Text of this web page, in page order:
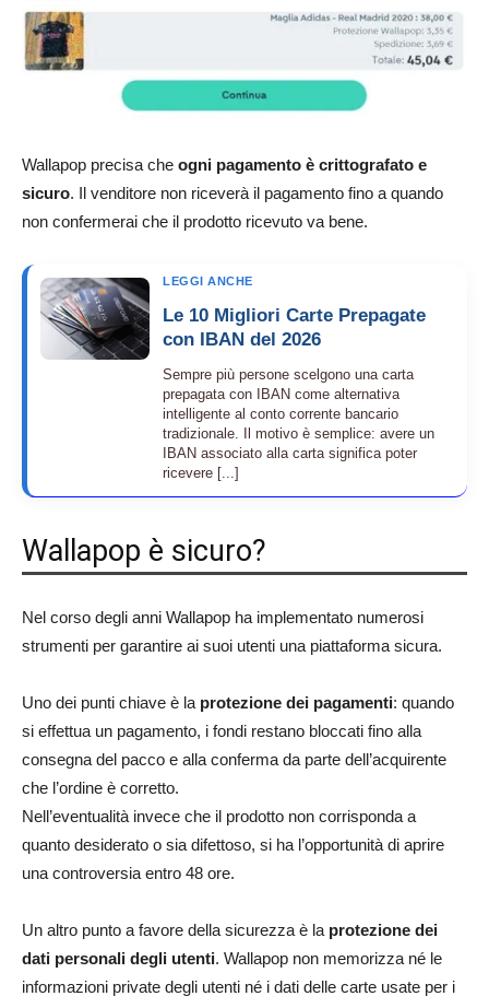
Wallapop precisa che ogni pagamento è crittografato e
sicuro. Il venditore non riceverà il pagamento fino a quando
non confermerai che il prodotto ricevuto va bene.
LEGGI ANCHE
Le 10 Migliori Carte Prepagate
con IBAN del 2026
Sempre più persone scelgono una carta
prepagata con IBAN come alternativa
intelligente al conto corrente bancario
tradizionale. Il motivo è semplice: avere un
IBAN associato alla carta significa poter
ricevere [...]
Wallapop è sicuro?
Nel corso degli anni Wallapop ha implementato numerosi
strumenti per garantire ai suoi utenti una piattaforma sicura.
Uno dei punti chiave è la protezione dei pagamenti: quando
si effettua un pagamento, i fondi restano bloccati fino alla
consegna del pacco e alla conferma da parte dell’acquirente
che l’ordine è corretto.
Nell’eventualità invece che il prodotto non corrisponda a
quanto desiderato o sia difettoso, si ha l’opportunità di aprire
una controversia entro 48 ore.
Un altro punto a favore della sicurezza è la protezione dei
dati personali degli utenti. Wallapop non memorizza né le
informazioni private degli utenti né i dati delle carte usate per i